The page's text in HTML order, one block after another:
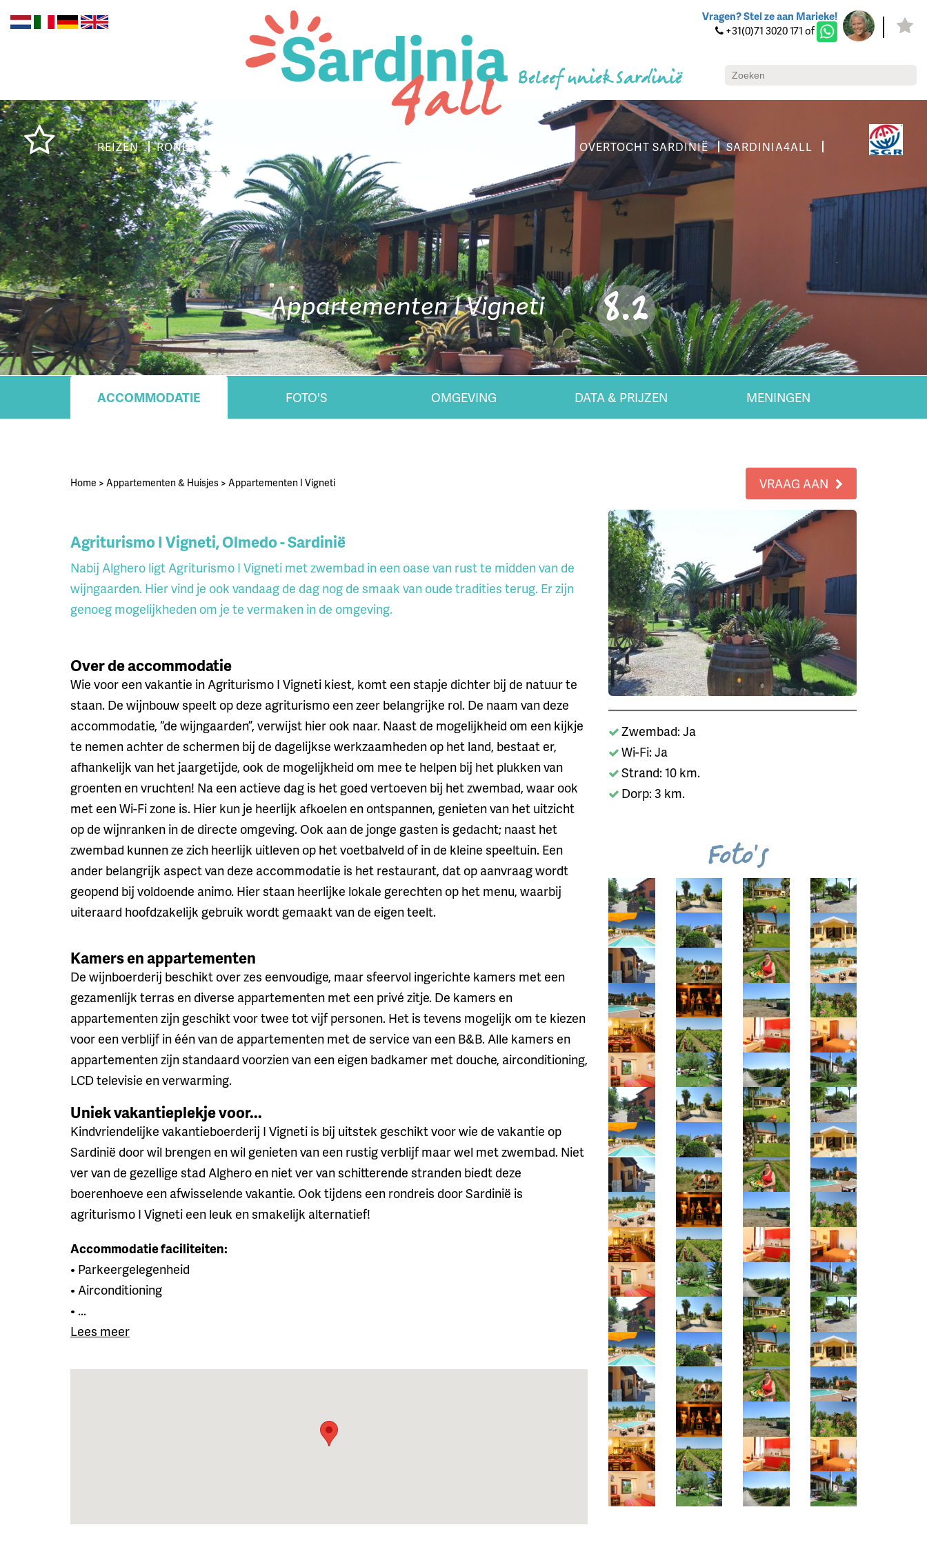
Vragen? Stel ze aan Marieke!
+31(0)71 3020 171 of
Beleef uniek Sardinië
REIZEN RONDREIZEN OVERTOCHT SARDINIË
SARDINIA4ALL
Appartementen I Vigneti 8.2
ACCOMMODATIE FOTO'S OMGEVING DATA & PRIJZEN MENINGEN
Home > Appartementen & Huisjes > Appartementen I Vigneti VRAAG AAN
Agriturismo I Vigneti, Olmedo - Sardinië
Nabij Alghero ligt Agriturismo I Vigneti met zwembad in een oase van rust te midden van de
wijngaarden. Hier vind je ook vandaag de dag nog de smaak van oude tradities terug. Er zijn
genoeg mogelijkheden om je te vermaken in de omgeving.
Over de accommodatie
Wie voor een vakantie in Agriturismo I Vigneti kiest, komt een stapje dichter bij de natuur te
staan. De wijnbouw speelt op deze agriturismo een zeer belangrijke rol. De naam van deze
accommodatie, “de wijngaarden”, verwijst hier ook naar. Naast de mogelijkheid om een kijkje
te nemen achter de schermen bij de dagelijkse werkzaamheden op het land, bestaat er,
afhankelijk van het jaargetijde, ook de mogelijkheid om mee te helpen bij het plukken van
groenten en vruchten! Na een actieve dag is het goed vertoeven bij het zwembad, waar ook
met een Wi-Fi zone is. Hier kun je heerlijk afkoelen en ontspannen, genieten van het uitzicht
op de wijnranken in de directe omgeving. Ook aan de jonge gasten is gedacht; naast het
zwembad kunnen ze zich heerlijk uitleven op het voetbalveld of in de kleine speeltuin. Een
ander belangrijk aspect van deze accommodatie is het restaurant, dat op aanvraag wordt
geopend bij voldoende animo. Hier staan heerlijke lokale gerechten op het menu, waarbij
uiteraard hoofdzakelijk gebruik wordt gemaakt van de eigen teelt.
Kamers en appartementen
De wijnboerderij beschikt over zes eenvoudige, maar sfeervol ingerichte kamers met een
gezamenlijk terras en diverse appartementen met een privé zitje. De kamers en
appartementen zijn geschikt voor twee tot vijf personen. Het is tevens mogelijk om te kiezen
voor een verblijf in één van de appartementen met de service van een B&B. Alle kamers en
appartementen zijn standaard voorzien van een eigen badkamer met douche, airconditioning,
LCD televisie en verwarming.
Uniek vakantieplekje voor...
Kindvriendelijke vakantieboerderij I Vigneti is bij uitstek geschikt voor wie de vakantie op
Sardinië door wil brengen en wil genieten van een rustig verblijf maar wel met zwembad. Niet
ver van de gezellige stad Alghero en niet ver van schitterende stranden biedt deze
boerenhoeve een afwisselende vakantie. Ook tijdens een rondreis door Sardinië is
agriturismo I Vigneti een leuk en smakelijk alternatief!
Accommodatie faciliteiten:
• Parkeergelegenheid
• Airconditioning
• ...
Lees meer
Zwembad: Ja
Wi-Fi: Ja
Strand: 10 km.
Dorp: 3 km.
Foto's